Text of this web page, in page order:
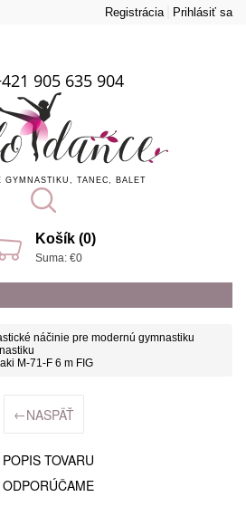
Registrácia Prihlásiť sa
905 635 904
GYMNASTIKU, TANEC, BALET
Košík (0)
Suma: €0
náčinie pre modernú gymnastiku
M-71-F 6 m FIG
←NASPÄŤ
POPIS TOVARU
ODPORÚČAME